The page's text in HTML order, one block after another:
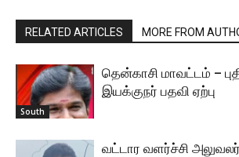
RELATED ARTICLES MORE FROM
South
தென்காசி மாவட்டம் –
இயக்குநர் பதவி ஏற்பு
வட்டார வளர்ச்சி